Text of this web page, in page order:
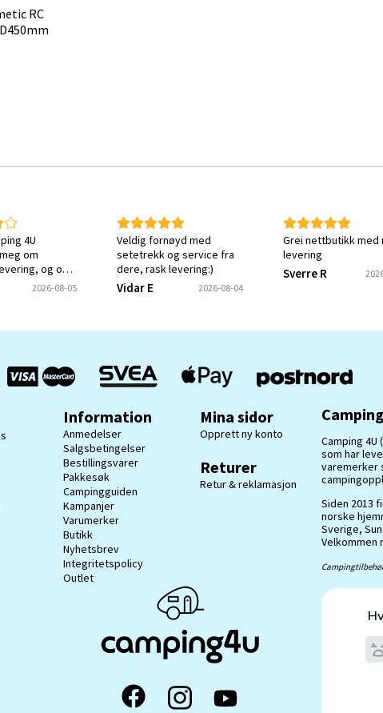
RC
4U
om
og om
ønsket varen.
meg en
2026-08-05
Veldig fornøyd med
setetrekk og service fra
dere, rask levering:)
Vidar E 2026-08-04
Grei nettbutikk med
levering
Sverre R
Information
Anmedelser
Salgsbetingelser
Bestillingsvarer
Pakkesøk
Campingguiden
Kampanjer
Varumerker
Butikk
Nyhetsbrev
Integritetspolicy
Outlet
Mina sidor
Opprett ny konto
Returer
Retur & reklamasjon
Camping
som har
varemerker
Siden 2013
norske
Sverige,
Velkommen